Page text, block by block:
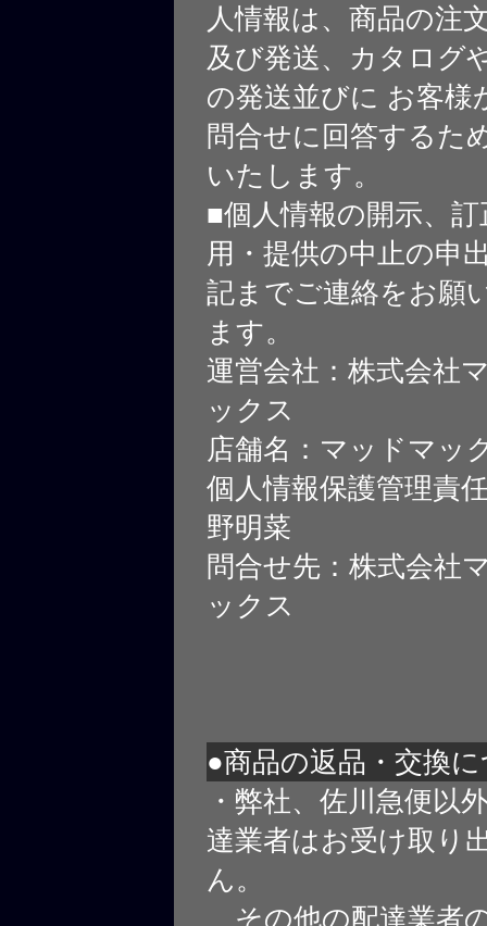
人情報は、商品の注
及び発送、カタログ
の発送並びに お客様
問合せに回答するた
いたします。
■個人情報の開示、
用・提供の中止の申
記までご連絡をお願
ます。
運営会社：株式会社
ックス
店舗名：マッドマッ
個人情報保護管理責
野明菜
問合せ先：株式会社
ックス
●商品の返品・交換
・弊社、佐川急便以
達業者はお受け取り
ん。
その他の配達業者